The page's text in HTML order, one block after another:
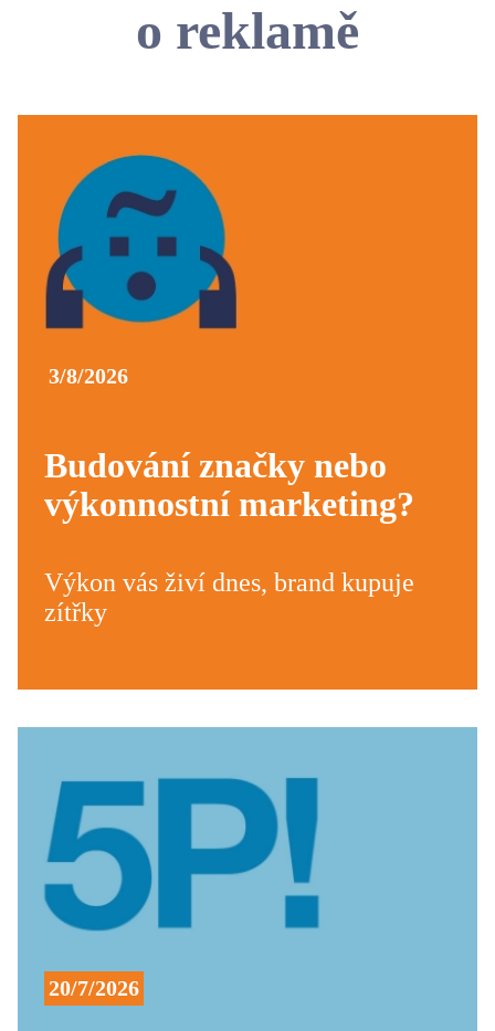
o reklamě
Budování značky nebo
výkonnostní marketing?
Výkon vás živí dnes, brand kupuje
zítřky
3/8/2026
20/7/2026